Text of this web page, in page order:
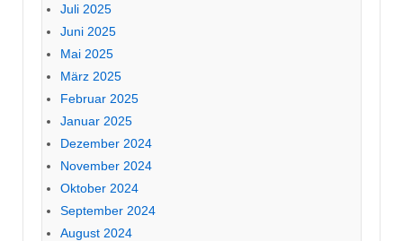
Juli 2025
Juni 2025
Mai 2025
März 2025
Februar 2025
Januar 2025
Dezember 2024
November 2024
Oktober 2024
September 2024
August 2024